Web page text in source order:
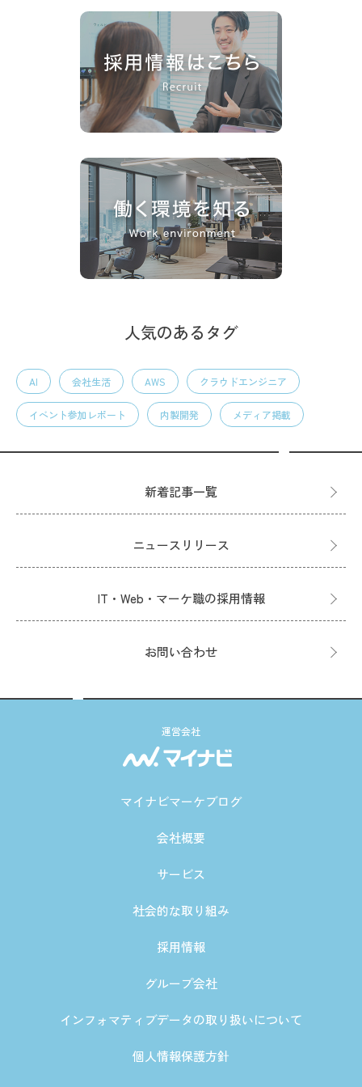
人気のあるタグ
AI 会社生活 AWS クラウドエンジニア
イベント参加レポート 内製開発 メディア掲載
新着記事一覧
ニュースリリース
IT・Web・マーケ職の採用情報
お問い合わせ
運営会社
マイナビマーケブログ
会社概要
サービス
社会的な取り組み
採用情報
グループ会社
インフォマティブデータの取り扱いについて
個人情報保護方針